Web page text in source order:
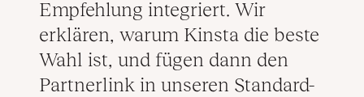
Empfehlung integriert. Wir
erklären, warum Kinsta die beste
Wahl ist, und fügen dann den
Partnerlink in unseren Standard-